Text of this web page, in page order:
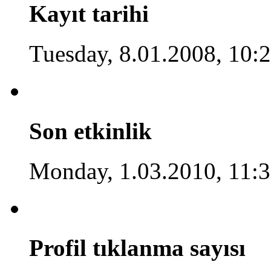
Kayıt tarihi
Tuesday, 8.01.2008,
Son etkinlik
Monday, 1.03.2010,
Profil tıklanma sayısı